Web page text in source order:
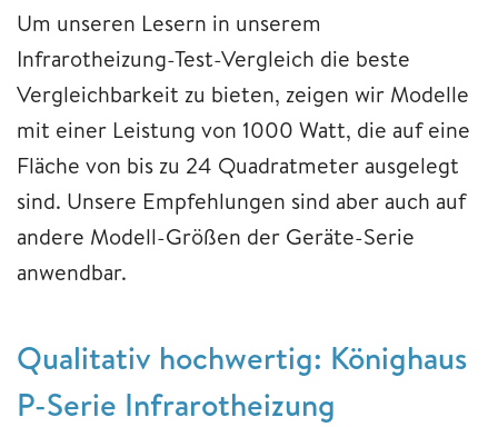
Um unseren Lesern in unserem
Infrarotheizung-Test-Vergleich die beste
Vergleichbarkeit zu bieten, zeigen wir Modelle
mit einer Leistung von 1000 Watt, die auf eine
Fläche von bis zu 24 Quadratmeter ausgelegt
sind. Unsere Empfehlungen sind aber auch auf
andere Modell-Größen der Geräte-Serie
anwendbar.
Qualitativ hochwertig: Könighaus
P-Serie Infrarotheizung